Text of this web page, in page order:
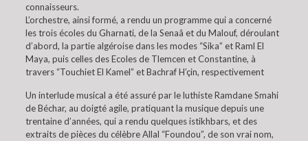
connaisseurs.
L’orchestre, ainsi formé, a rendu un programme qui a concerné
les trois écoles du Gharnati, de la Senaâ et du Malouf, déroulant
d’abord, la partie algéroise dans les modes “Sika” et Raml El
Maya, puis celles des Ecoles de Tlemcen et Constantine, à
travers “Touchiet El Kamel” et Bachraf H’çin, respectivement
Un interlude musical a été assuré par le luthiste Ramdane Smahi
de Béchar, au doigté agile, pratiquant la musique depuis une
trentaine d’années, qui a rendu quelques istikhbars, et des
extraits de pièces du célèbre Allal “Foundou”, de son vrai nom,